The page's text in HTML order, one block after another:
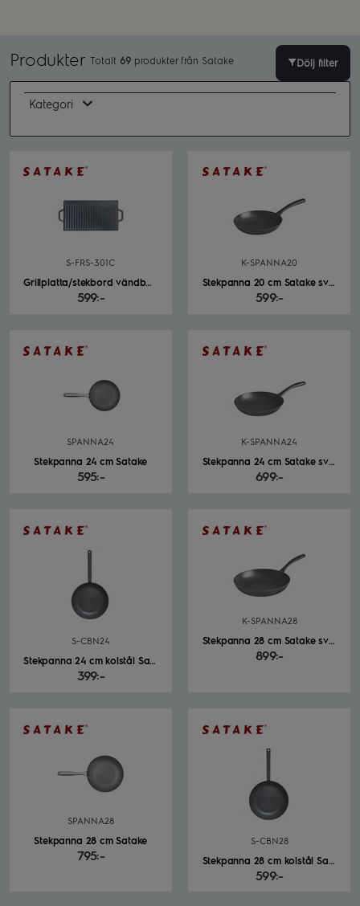
Produkter Totalt 69produkter från Satake
Kategori
S-FRS-301C
Grillplatta/stekbord vändbart Satake Outdoor® svart
599:-
K-SPANNA20
Stekpanna 20 cm Satake svart
599:-
SPANNA24
Stekpanna 24 cm Satake
595:-
K-SPANNA24
Stekpanna 24 cm Satake svart
699:-
S-CBN24
Stekpanna 24 cm kolstål Satake svart
399:-
K-SPANNA28
Stekpanna 28 cm Satake svart
899:-
SPANNA28
Stekpanna 28 cm Satake
795:-
S-CBN28
Stekpanna 28 cm kolstål Satake svart
599:-